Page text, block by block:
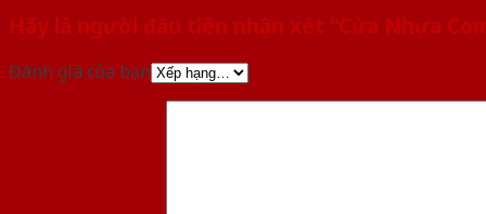
Hãy là người đầu tiên nhận xét “Cửa Nhựa
Đánh giá của bạn